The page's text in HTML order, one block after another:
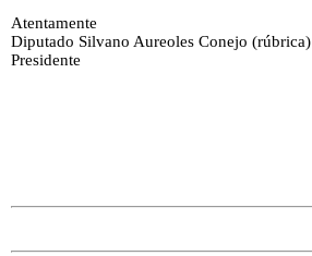
Atentamente
Diputado Silvano Aureoles Conejo (rúbrica)
Presidente